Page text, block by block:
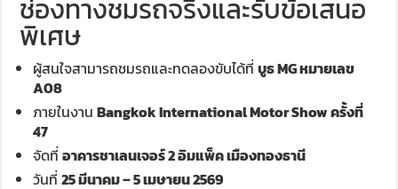
ช่องทางชมรถจริงและรับข้อเสนอ
พิเศษ
ผู้สนใจสามารถชมรถและทดลองขับได้ที่บูธ MG หมายเลข
A08
ภายในงานBangkok International Motor Show ครั้งที่
47
จัดที่อาคารชาเลนเจอร์ 2 อิมแพ็ค เมืองทองธานี
วันที่25 มีนาคม – 5 เมษายน 2569